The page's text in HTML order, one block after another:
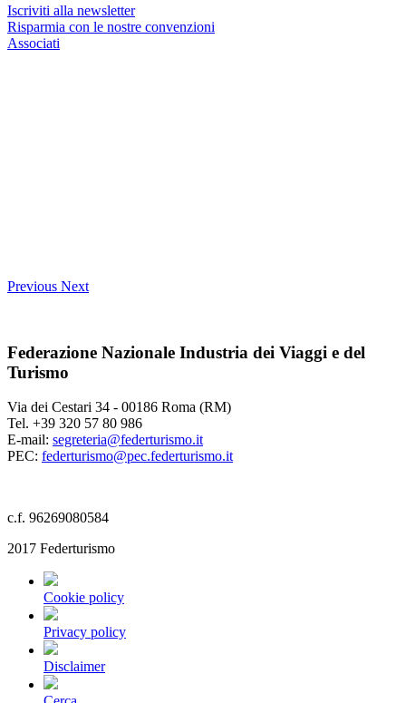
Iscriviti alla newsletter
Risparmia con le nostre convenzioni
Associati
Previous Next
Federazione Nazionale Industria dei Viaggi e del
Turismo
Via dei Cestari 34 - 00186 Roma (RM)
Tel. +39 320 57 80 986
E-mail: segreteria@federturismo.it
PEC: federturismo@pec.federturismo.it
c.f. 96269080584
2017 Federturismo
Cookie policy
Privacy policy
Disclaimer